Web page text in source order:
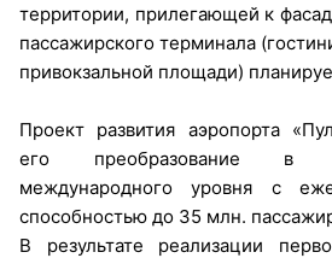
территории, прилегающей к
пассажирского терминала
привокзальной площади)
Проект развития аэропорта
его преобразование в
международного уровня с
способностью до 35 млн.
В результате реализации